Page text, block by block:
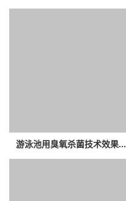
游泳池用臭氧杀菌技术效果...